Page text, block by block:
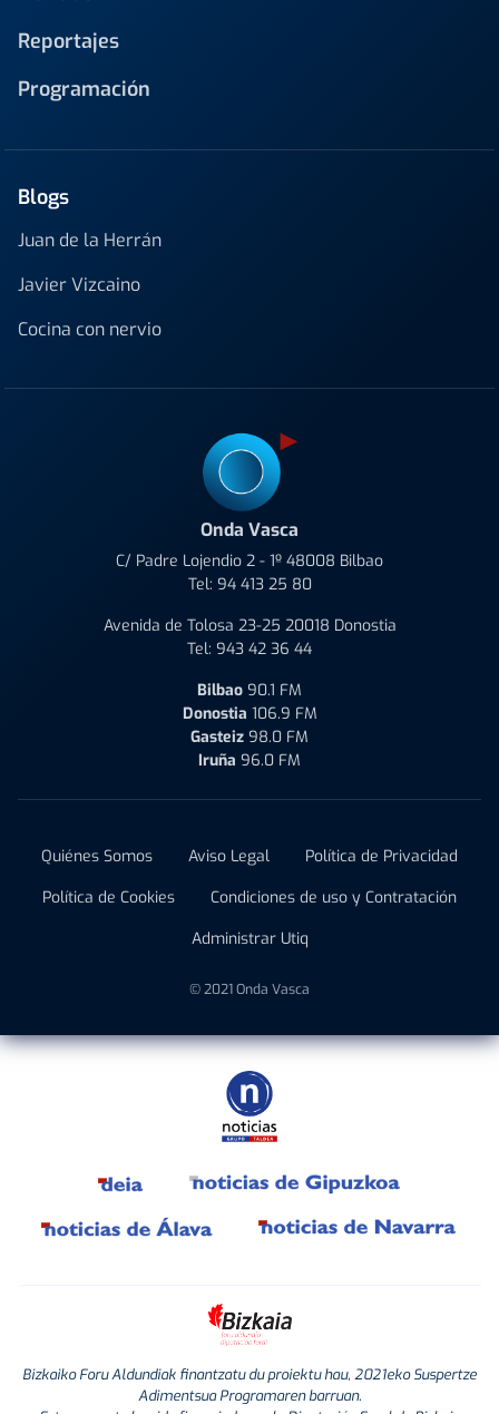
Reportajes
Programación
Blogs
Juan de la Herrán
Javier Vizcaino
Cocina con nervio
Onda Vasca
C/ Padre Lojendio 2 - 1º 48008 Bilbao
Tel: 94 413 25 80
Avenida de Tolosa 23-25 20018 Donostia
Tel: 943 42 36 44
Bilbao 90.1 FM
Donostia 106.9 FM
Gasteiz 98.0 FM
Iruña 96.0 FM
Quiénes Somos Aviso Legal
Política de Privacidad
Política de Cookies
Condiciones de uso y Contratación
Administrar Utiq
© 2021 Onda Vasca
Bizkaiko Foru Aldundiak finantzatu du proiektu hau, 2021eko Suspertze
Adimentsua Programaren barruan.